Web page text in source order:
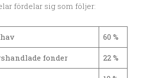
fördelar sig som följer:
60 %
fonder 22 %